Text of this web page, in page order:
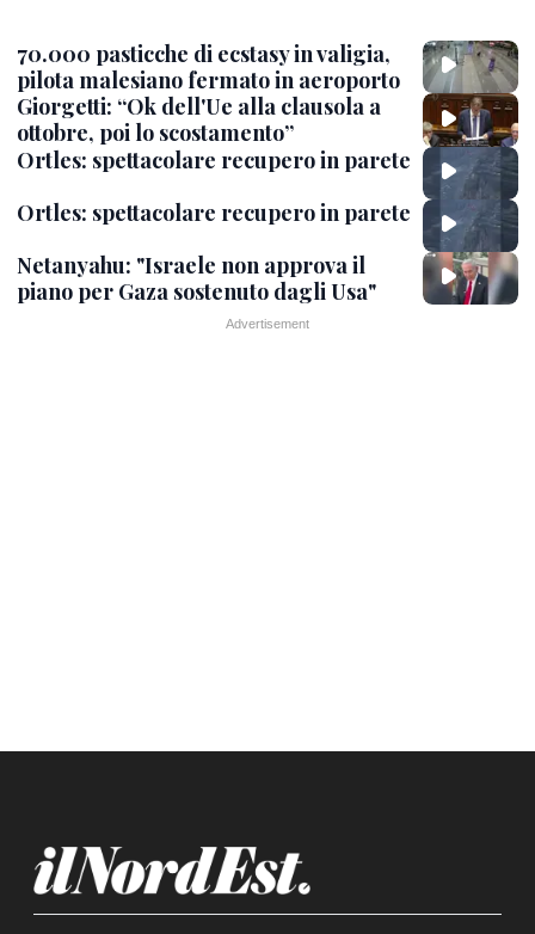
70.000 pasticche di ecstasy in valigia,
pilota malesiano fermato in aeroporto
Giorgetti: “Ok dell'Ue alla clausola a
ottobre, poi lo scostamento”
Ortles: spettacolare recupero in parete
Ortles: spettacolare recupero in parete
Netanyahu: "Israele non approva il
piano per Gaza sostenuto dagli Usa"